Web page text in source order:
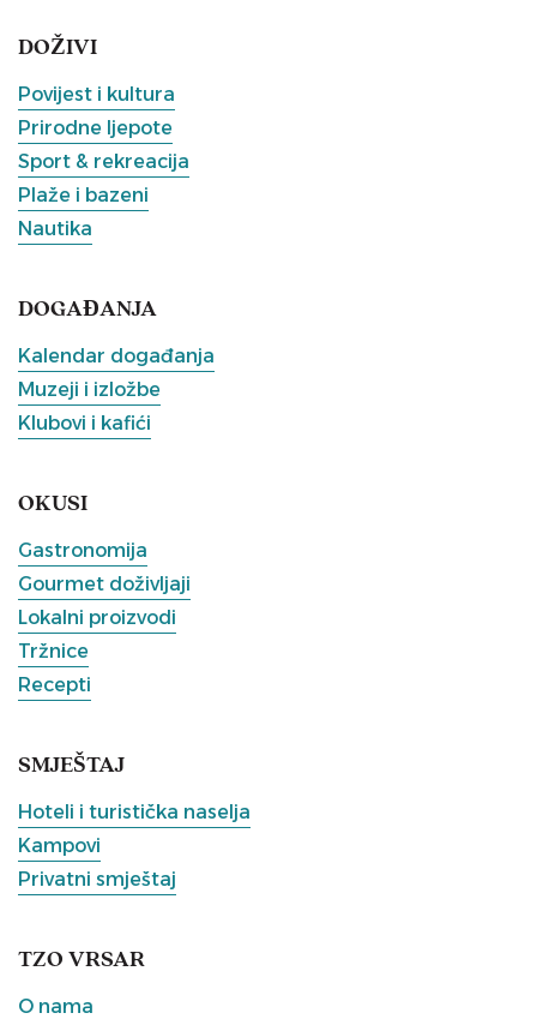
DOŽIVI
Povijest i kultura
Prirodne ljepote
Sport & rekreacija
Plaže i bazeni
Nautika
DOGAĐANJA
Kalendar događanja
Muzeji i izložbe
Klubovi i kafići
OKUSI
Gastronomija
Gourmet doživljaji
Lokalni proizvodi
Tržnice
Recepti
SMJEŠTAJ
Hoteli i turistička naselja
Kampovi
Privatni smještaj
TZO VRSAR
O nama